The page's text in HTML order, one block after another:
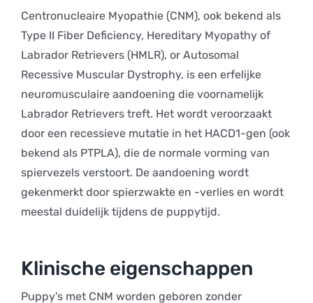
Centronucleaire Myopathie (CNM), ook bekend als
Type II Fiber Deficiency, Hereditary Myopathy of
Labrador Retrievers (HMLR), or Autosomal
Recessive Muscular Dystrophy, is een erfelijke
neuromusculaire aandoening die voornamelijk
Labrador Retrievers treft. Het wordt veroorzaakt
door een recessieve mutatie in het HACD1-gen (ook
bekend als PTPLA), die de normale vorming van
spiervezels verstoort. De aandoening wordt
gekenmerkt door spierzwakte en -verlies en wordt
meestal duidelijk tijdens de puppytijd.
Klinische eigenschappen
Puppy's met CNM worden geboren zonder